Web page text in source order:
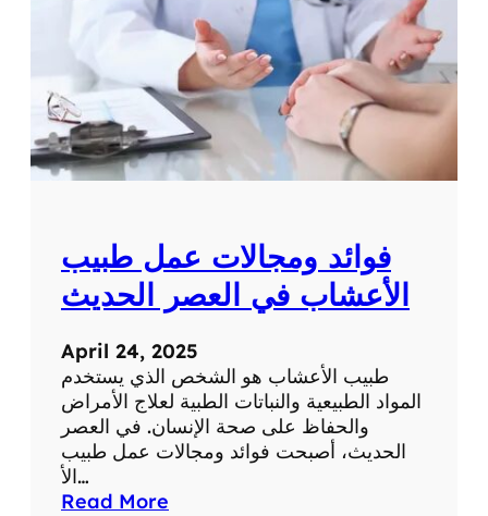
ش
ر
ش
ر
ة
ط
ب
ي
ل
غ
ي
ة
ل
ت
ح
فوائد ومجالات عمل طبيب
الأعشاب في العصر الحديث
April 24, 2025
طبيب الأعشاب هو الشخص الذي يستخدم
المواد الطبيعية والنباتات الطبية لعلاج الأمراض
والحفاظ على صحة الإنسان. في العصر
الحديث، أصبحت فوائد ومجالات عمل طبيب
الأ…
Read More